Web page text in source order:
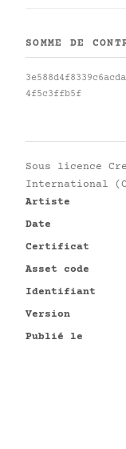
SOMME DE
4f5c3ffb5f
Sous licence
International
Artiste
Date
Certificat
Asset code
Identifiant
Version
Publié le